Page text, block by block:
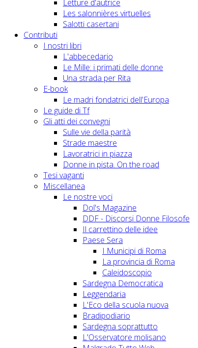
Letture d'autrice
Les salonnières virtuelles
Salotti casertani
Contributi
I nostri libri
L'abbecedario
Le Mille: i primati delle donne
Una strada per Rita
E-book
Le madri fondatrici dell'Europa
Le guide di Tf
Gli atti dei convegni
Sulle vie della parità
Strade maestre
Lavoratrici in piazza
Donne in pista. On the road
Tesi vaganti
Miscellanea
Le nostre voci
Dol's Magazine
DDF - Discorsi Donne Filosofe
Il carrettino delle idee
Paese Sera
I Municipi di Roma
La provincia di Roma
Caleidoscopio
Sardegna Democratica
Leggendaria
L'Eco della scuola nuova
Bradipodiario
Sardegna soprattutto
L'Osservatore molisano